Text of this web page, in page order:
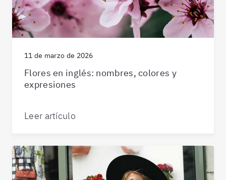
11 de marzo de 2026
Flores en inglés: nombres, colores y
expresiones
Leer artículo